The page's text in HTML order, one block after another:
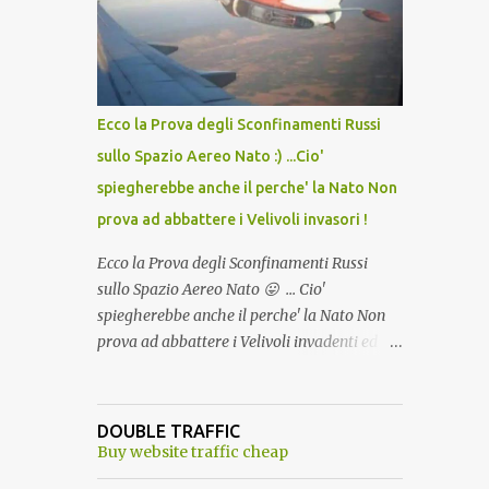
lo scopo della temperatura? Qualcuno a suo
tempo ribattezzo' il Vaccino come: l' Amaro
del Capo, era "spettacolare Ghiacciato, ma
andava bene anche, a Temperatura
Ambiente"! Riproponiamo l'articolo per NON
Ecco la Prova degli Sconfinamenti Russi
sullo Spazio Aereo Nato :) ...Cio'
spiegherebbe anche il perche' la Nato Non
prova ad abbattere i Velivoli invasori !
Ecco la Prova degli Sconfinamenti Russi
sullo Spazio Aereo Nato 😛 ... Cio'
spiegherebbe anche il perche' la Nato Non
prova ad abbattere i Velivoli invadenti ed
alcuna notizia di un'invasione dello spazio
aereo NATO da parte di un robot chiamato
DOUBLE TRAFFIC
Buy website traffic cheap